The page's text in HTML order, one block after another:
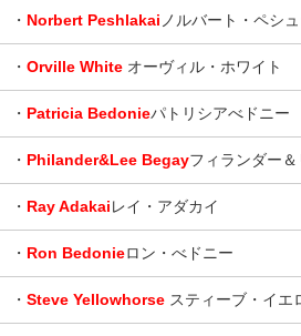
・ Norbert Peshlakai ノルバート・ペシ
・ Orville White オーヴィル・ホワイト
・ Patricia Bedonieパトリシアべドニー
・ Philander&Lee Begayフィランダー
・ Ray Adakaiレイ・アダカイ
・ Ron Bedonieロン・べドニー
・ Steve Yellowhorse スティーブ・イエ